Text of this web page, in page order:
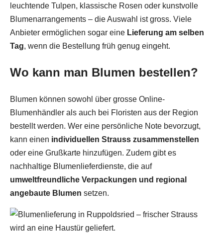
leuchtende Tulpen, klassische Rosen oder kunstvolle
Blumenarrangements – die Auswahl ist gross. Viele
Anbieter ermöglichen sogar eine Lieferung am selben
Tag, wenn die Bestellung früh genug eingeht.
Wo kann man Blumen bestellen?
Blumen können sowohl über grosse Online-
Blumenhändler als auch bei Floristen aus der Region
bestellt werden. Wer eine persönliche Note bevorzugt,
kann einen individuellen Strauss zusammenstellen
oder eine Grußkarte hinzufügen. Zudem gibt es
nachhaltige Blumenlieferdienste, die auf
umweltfreundliche Verpackungen und regional
angebaute Blumen setzen.